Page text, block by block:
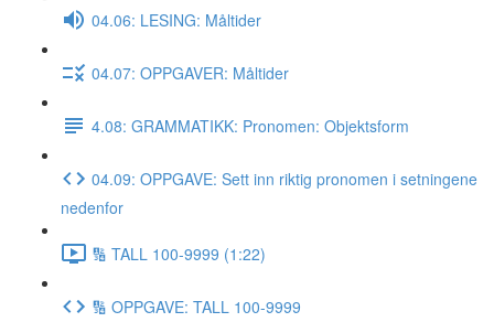
04.06: LESING: Måltider
04.07: OPPGAVER: Måltider
4.08: GRAMMATIKK: Pronomen: Objektsform
04.09: OPPGAVE: Sett inn riktig pronomen i setningene
nedenfor
🔢 TALL 100-9999 (1:22)
🔢 OPPGAVE: TALL 100-9999